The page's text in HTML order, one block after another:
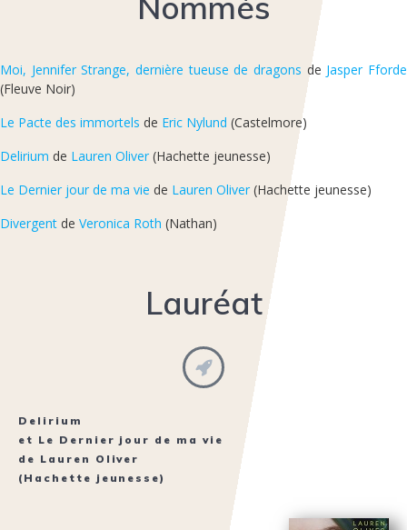
Moi, Jennifer Strange, dernière tueuse de dragons de Jasper Fforde
(Fleuve Noir)
Le Pacte des immortels de Eric Nylund (Castelmore)
Delirium de Lauren Oliver (Hachette jeunesse)
Le Dernier jour de ma vie de Lauren Oliver (Hachette jeunesse)
Divergent de Veronica Roth (Nathan)
Lauréat
Delirium
et Le Dernier jour de ma vie
de Lauren Oliver
(Hachette jeunesse)